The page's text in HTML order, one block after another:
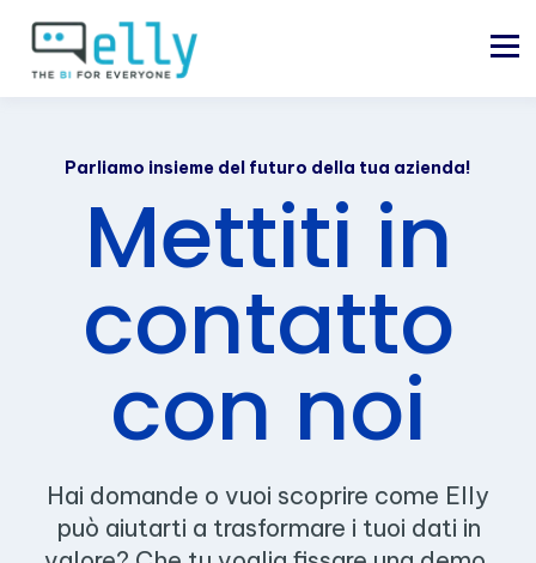
Parliamo insieme del futuro della tua azienda!
Mettiti in
contatto
con noi
Hai domande o vuoi scoprire come Elly
può aiutarti a trasformare i tuoi dati in